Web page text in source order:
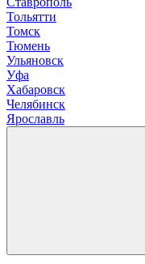
Тольятти
Томск
Тюмень
Ульяновск
Уфа
Хабаровск
Челябинск
Ярославль